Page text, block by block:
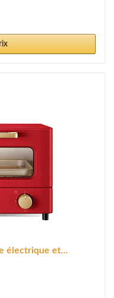
électrique et...